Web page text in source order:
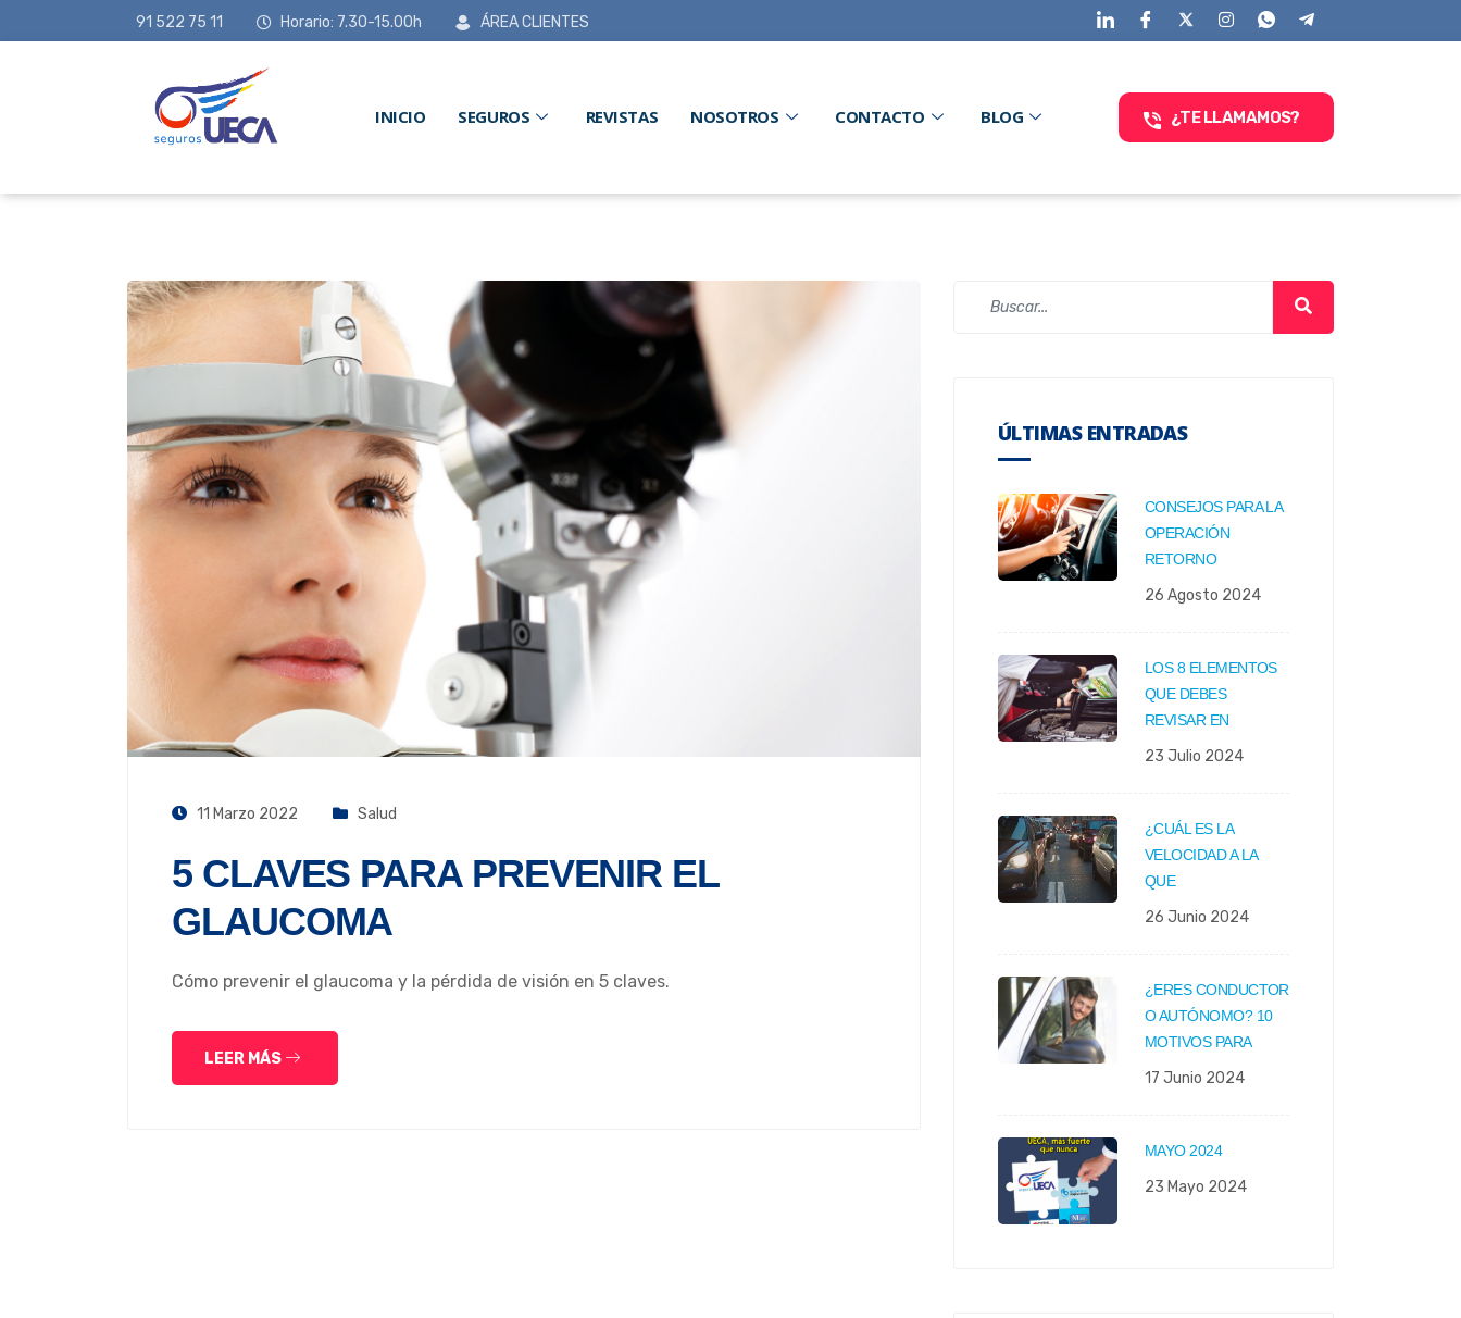
91 522 75 11 Horario: 7.30-15.00h ÁREA CLIENTES
INICIO SEGUROS REVISTAS NOSOTROS CONTACTO BLOG ¿TE LLAMAMOS?
11 Marzo 2022 Salud
5 CLAVES PARA PREVENIR EL
GLAUCOMA
Cómo prevenir el glaucoma y la pérdida de visión en 5 claves.
LEER MÁS
ÚLTIMAS ENTRADAS
CONSEJOS PARA LA
OPERACIÓN
RETORNO
26 Agosto 2024
LOS 8 ELEMENTOS
QUE DEBES
REVISAR EN
23 Julio 2024
¿CUÁL ES LA
VELOCIDAD A LA
QUE
26 Junio 2024
¿ERES CONDUCTOR
O AUTÓNOMO? 10
MOTIVOS PARA
17 Junio 2024
MAYO 2024
23 Mayo 2024